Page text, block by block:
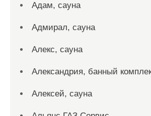
Адам, сауна
Адмирал, сауна
Алекс, сауна
Александрия, банный
Алексей, сауна